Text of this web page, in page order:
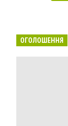
ОГОЛОШЕННЯ